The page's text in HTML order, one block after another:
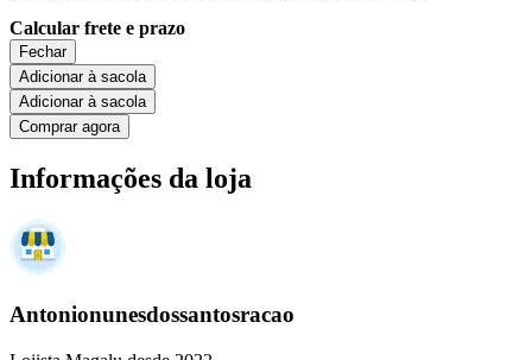
Calcular frete e prazo
Fechar
Adicionar à sacola
Adicionar à sacola
Comprar agora
Informações da loja
Antonionunesdossantosracao